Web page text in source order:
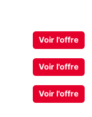
Voir l'offre
Voir l'offre
Voir l'offre